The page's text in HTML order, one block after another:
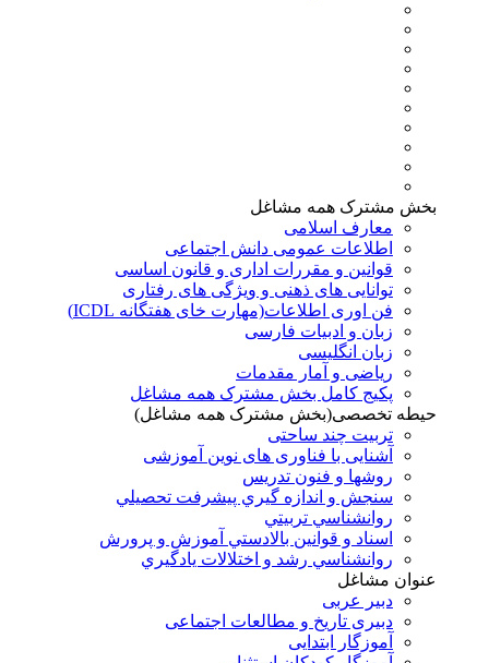
بخش مشترک همه مشاغل
معارف اسلامی
اطلاعات عمومی دانش اجتماعی
قوانین و مقررات اداری و قانون اساسی
توانایی های ذهنی و ویژگی های رفتاری
فن اوری اطلاعات(مهارت خای هفتگانه ICDL)
زبان و ادبیات فارسی
زبان انگلیسی
ریاضی و آمار مقدمات
پکیج کامل بخش مشترک همه مشاغل
حیطه تخصصی(بخش مشترک همه مشاغل)
تربیت چند ساحتی
آشنایی با فناوری های نوین آموزشی
روشها و فنون تدريس
سنجش و اندازه گيري پيشرفت تحصيلي
روانشناسي تربيتي
اسناد و قوانين بالادستي آموزش و پرورش
روانشناسي رشد و اختلالات يادگيري
عنوان مشاغل
دبير عربی
دبیری تاریخ و مطالعات اجتماعی
آموزگار ابتدایی